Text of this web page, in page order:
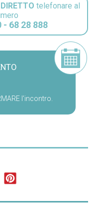
telefonare al
- 68 28 888
l'incontro.